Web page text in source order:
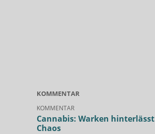
KOMMENTAR
KOMMENTAR
Cannabis: Warken hinterlässt
Chaos